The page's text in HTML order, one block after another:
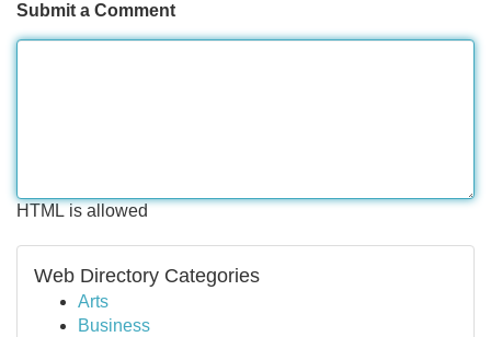
Submit a Comment
HTML is allowed
Web Directory Categories
Arts
Business